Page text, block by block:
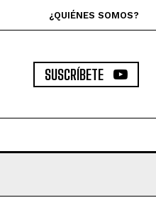
¿QUIÉNES SOMOS?
SUSCRÍBETE